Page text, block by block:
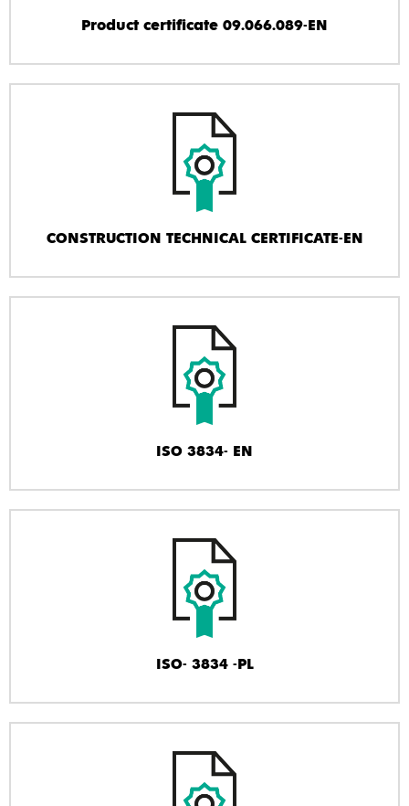
Product certificate 09.066.089-EN
CONSTRUCTION TECHNICAL CERTIFICATE-EN
ISO 3834- EN
ISO- 3834 -PL